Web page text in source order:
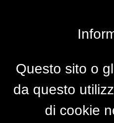
Questo sito o
da questo
di cookie